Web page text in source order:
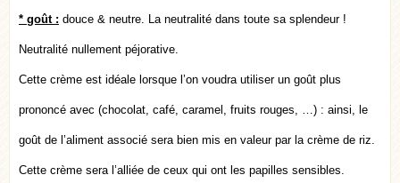
* goût : douce & neutre. La neutralité dans toute sa splendeur !
Neutralité nullement péjorative.
Cette crème est idéale lorsque l’on voudra utiliser un goût plus
prononcé avec (chocolat, café, caramel, fruits rouges, …) : ainsi, le
goût de l’aliment associé sera bien mis en valeur par la crème de riz.
Cette crème sera l’alliée de ceux qui ont les papilles sensibles.